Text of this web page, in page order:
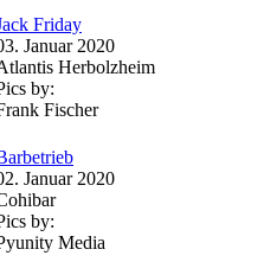
Friday
Januar 2020
Herbolzheim
by:
Fischer
Januar 2020
by:
Media